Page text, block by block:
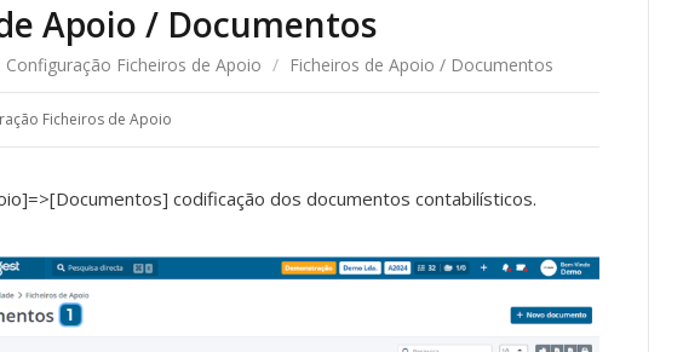
Apoio / Documentos
Configuração Ficheiros de Apoio / Ficheiros de Apoio / Documentos
Ficheiros de Apoio
codificação dos documentos contabilísticos.